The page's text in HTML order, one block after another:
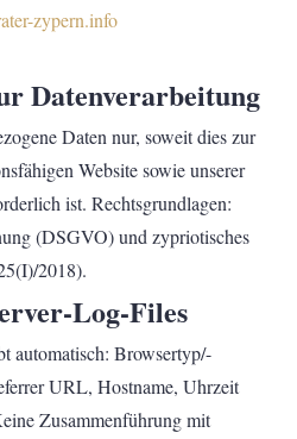
zypern.info
Datenverarbeitung
Daten nur, soweit dies zur
Website sowie unserer
ist. Rechtsgrundlagen:
(DSGVO) und zypriotisches
2018).
Log-Files
automatisch: Browsertyp/-
URL, Hostname, Uhrzeit
Zusammenführung mit